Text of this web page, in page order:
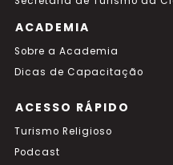
ACADEMIA
Sobre a Academia
Dicas de Capacitação
ACESSO RÁPIDO
Turismo Religioso
Podcast